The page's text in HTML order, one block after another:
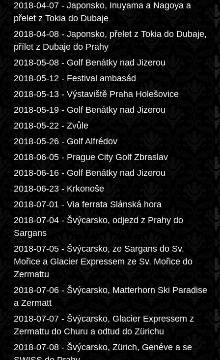
2018-04-07 - Japonsko, Inuyama a Nagoya a
přelet z Tokia do Dubaje
2018-04-08 - Japonsko, přelet z Tokia do Dubaje,
přílet z Dubaje do Prahy
2018-05-08 - Golf Benátky nad Jizerou
2018-05-12 - Festival ambasád
2018-05-13 - Výstaviště Praha Holešovice
2018-05-19 - Golf Benátky nad Jizerou
2018-05-22 - Zvůle
2018-05-26 - Golf Alfrédov
2018-06-05 - Prague City Golf Zbraslav
2018-06-16 - Golf Benátky nad Jizerou
2018-06-23 - Krkonoše
2018-07-01 - Via ferrata Slánská hora
2018-07-04 - Švýcarsko, odjezd z Prahy do
Sargans
2018-07-05 - Švýcarsko, ze Sargans do Sv.
Mořice a Glacier Expressem ze Sv. Mořice do
Zermattu
2018-07-06 - Švýcarsko, Matterhorn Ski Paradise
a Zermatt
2018-07-07 - Švýcarsko, Glacier Expressem z
Zermattu do Churu a odtud do Zürichu
2018-07-08 - Švýcarsko, Zürich, Genéve a se